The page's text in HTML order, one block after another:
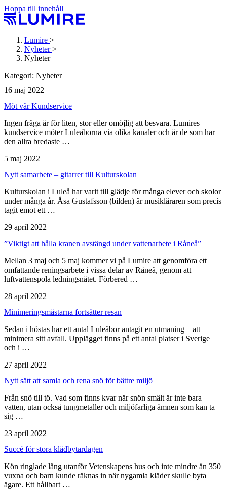
Hoppa till innehåll
Lumire >
Nyheter >
Nyheter
Kategori: Nyheter
16 maj 2022
Möt vår Kundservice
Ingen fråga är för liten, stor eller omöjlig att besvara. Lumires
kundservice möter Luleåborna via olika kanaler och är de som har
den allra bredaste …
5 maj 2022
Nytt samarbete – gitarrer till Kulturskolan
Kulturskolan i Luleå har varit till glädje för många elever och skolor
under många år. Åsa Gustafsson (bilden) är musikläraren som precis
tagit emot ett …
29 april 2022
”Viktigt att hålla kranen avstängd under vattenarbete i Råneå”
Mellan 3 maj och 5 maj kommer vi på Lumire att genomföra ett
omfattande reningsarbete i vissa delar av Råneå, genom att
luftvattenspola ledningsnätet. Förbered …
28 april 2022
Minimerings­mästarna fortsätter resan
Sedan i höstas har ett antal Luleåbor antagit en utmaning – att
minimera sitt avfall. Upplägget finns på ett antal platser i Sverige
och i …
27 april 2022
Nytt sätt att samla och rena snö för bättre miljö
Från snö till tö. Vad som finns kvar när snön smält är inte bara
vatten, utan också tungmetaller och miljöfarliga ämnen som kan ta
sig …
23 april 2022
Succé för stora klädbytardagen
Kön ringlade lång utanför Vetenskapens hus och inte mindre än 350
vuxna och barn kunde räknas in när nygamla kläder skulle byta
ägare. Ett hållbart …